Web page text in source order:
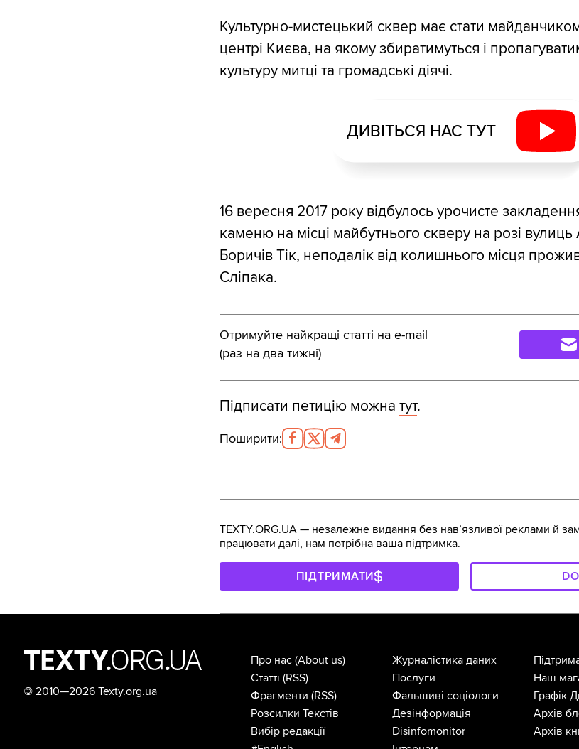
Культурно-мистецький сквер має стати
центрі Києва, на якому збиратимуться і
культуру митці та громадські діячі.
ДИВІТЬСЯ НАС ТУТ
16 вересня 2017 року відбулось урочисте
каменю на місці майбутнього скверу на розі вулиць
Боричів Тік, неподалік від колишнього місця
Сліпака.
Отримуйте найкращі статті на e-mail
(раз на два тижні)
Підписати петицію можна тут.
Поширити:
TEXTY.ORG.UA — незалежне видання без навʼязливої реклами й
працювати далі, нам потрібна ваша підтримка.
ПІДТРИМАТИ
© 2010—2026 Texty.org.ua
Про нас (About us)
Статті (RSS)
Фрагменти (RSS)
Розсилки Текстів
Вибір редакції
Журналістика даних
Послуги
Фальшиві соціологи
Дезінформація
Disinfomonitor
Наш
Графік
Архів
Архів